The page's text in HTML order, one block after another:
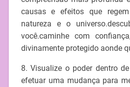
causas e efeitos que
natureza e o
você.caminhe com
divinamente protegido aonde
8. Visualize o poder dentro
efetuar uma mudança para